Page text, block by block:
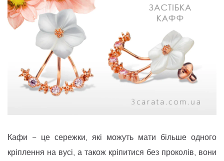
Кафи − це сережки, які можуть мати більше одного
кріплення на вусі, а також кріпитися без проколів, вони